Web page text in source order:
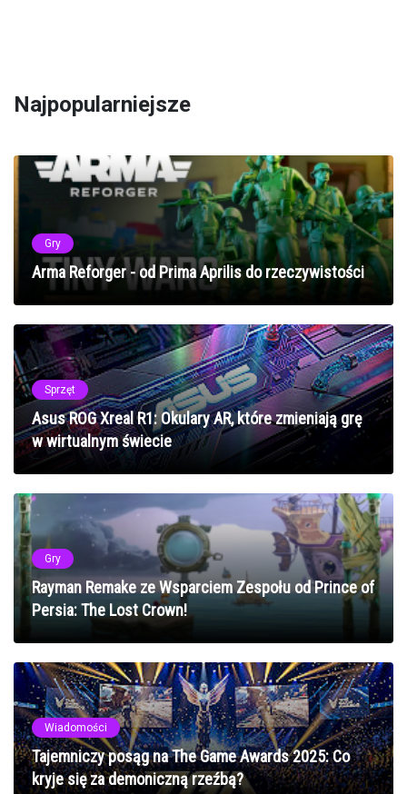
Najpopularniejsze
Gry
Arma Reforger - od Prima Aprilis do rzeczywistości
Sprzęt
Asus ROG Xreal R1: Okulary AR, które zmieniają grę
w wirtualnym świecie
Gry
Rayman Remake ze Wsparciem Zespołu od Prince of
Persia: The Lost Crown!
Wiadomości
Tajemniczy posąg na The Game Awards 2025: Co
kryje się za demoniczną rzeźbą?